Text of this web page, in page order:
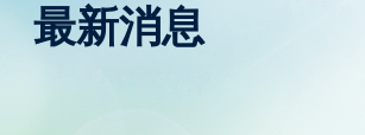
最新消息